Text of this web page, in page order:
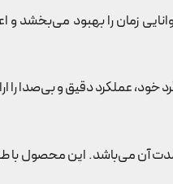
است که خوانایی زمان را بهبود
خود، عملکرد دقیق و بی‌صدا را
و عملکرد طولانی‌مدت آن می‌باشد.